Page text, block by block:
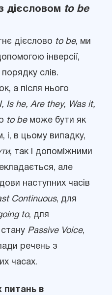
дієсловом to be
дієслово to be, ми
інверсії,
слів.
а після нього
Is he, Are they, Was it,
to beможе бути як
і, в цьому випадку,
, так і допоміжними
але
наступних часів
Continuous, для
to, для
Passive Voice,
речень з
часах.
питань в